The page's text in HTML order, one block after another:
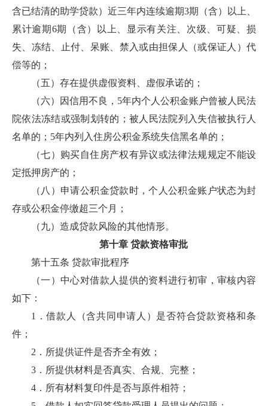
含已结清的助学贷款）近三年内连续逾期3期（含）以上、
累计逾期6期（含）以上、显示有关注、次级、可疑、损
失、冻结、止付、呆账、禁入或由担保人（或保证人）代
偿等的；
（五）存在提供虚假资料、虚假承诺的；
（六）因信用不良，5年内个人公积金账户曾被人民法
院依法冻结或强制划转的；被人民法院列入失信被执行人
名单的；5年内列入住房公积金系统失信黑名单的；
（七）购买自住房产权有异议或法律法规规定不能设
定抵押房产的；
（八）申请公积金贷款时，个人公积金账户状态为封
存或公积金停缴超三个月；
（九）造成贷款风险的其他情形。
第十章 贷款资格审批
第十五条 贷款审批程序
（一）中心对借款人提供的资料进行初审，审核内容
如下：
1．借款人（含共同申请人）是否符合贷款资格和条
件；
2．所提供证件是否齐全有效；
3．所提供材料是否真实、合规、完整；
4．所有材料复印件是否与原件相符；